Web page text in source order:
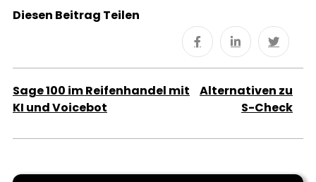
Diesen Beitrag Teilen
Sage 100 im Reifenhandel mit
KI und Voicebot
Alternativen zu
S-Check